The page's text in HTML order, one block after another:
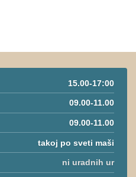
15.00-17:00
09.00-11.00
09.00-11.00
takoj po sveti maši
ni uradnih ur